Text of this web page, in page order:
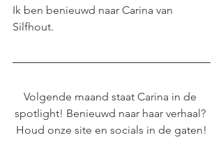
Ik ben benieuwd naar Carina van
Silfhout.
Volgende maand staat Carina in de
spotlight! Benieuwd naar haar verhaal?
Houd onze site en socials in de gaten!